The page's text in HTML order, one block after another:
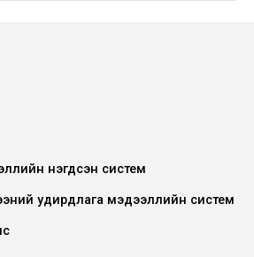
04-28
Бэрс-2026” корпорацуудын шатрын
нэгдсэн систем
удирдлага мэдээллийн систем